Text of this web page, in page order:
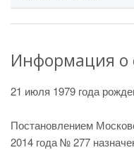
Информация о
21 июля 1979 года
Постановлением
2014 года № 277